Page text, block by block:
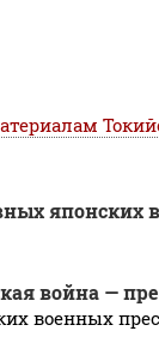
японских
война —
военных